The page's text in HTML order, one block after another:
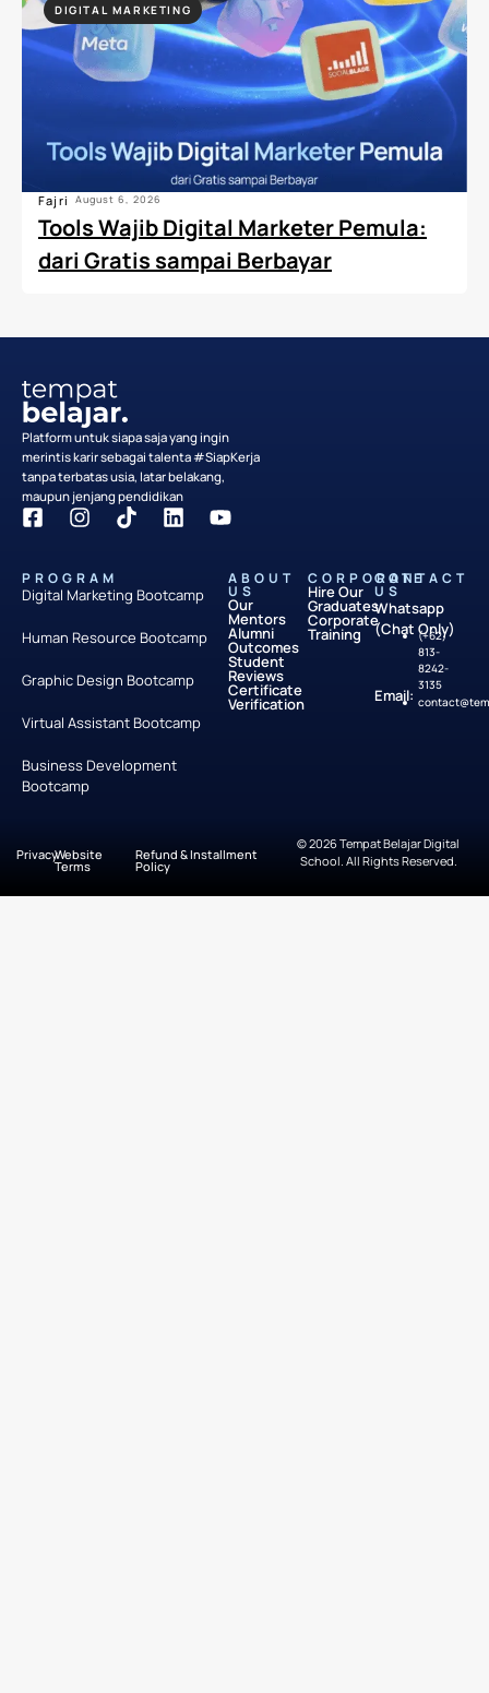
DIGITAL MARKETING
Fajri August 6, 2026
Tools Wajib Digital Marketer Pemula:
dari Gratis sampai Berbayar
Platform untuk siapa saja yang ingin
merintis karir sebagai talenta #SiapKerja
tanpa terbatas usia, latar belakang,
maupun jenjang pendidikan
PROGRAM
Digital Marketing Bootcamp
Human Resource Bootcamp
Graphic Design Bootcamp
Virtual Assistant Bootcamp
Business Development
Bootcamp
ABOUT
US
Our
Mentors
Alumni
Outcomes
Student
Reviews
Certificate
Verification
CORPORATE
Hire Our
Graduates
Corporate
Training
CONTACT
US
Whatsapp
(Chat Only)
(+62)
813-
8242-
3135
Email:
PrivacyWebsite
Terms
Refund & Installment
Policy
© 2026 Tempat Belajar Digital
School. All Rights Reserved.